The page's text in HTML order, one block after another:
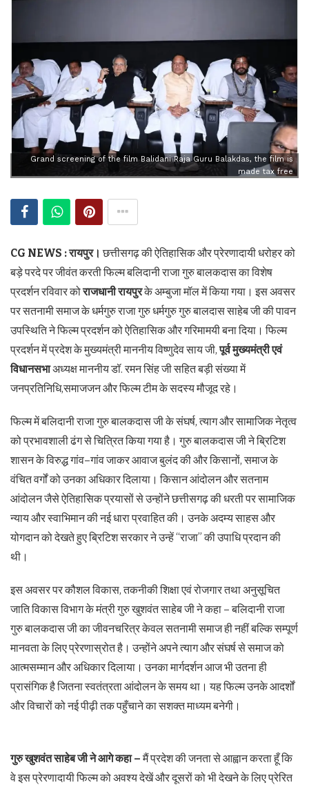
Grand screening of the film Balidani Raja Guru Balakdas, the film is
made tax free
CG NEWS : रायपुर।छत्तीसगढ़ की ऐतिहासिक और प्रेरणादायी धरोहर को
बड़े परदे पर जीवंत करती फिल्म बलिदानी राजा गुरु बालकदास का विशेष
प्रदर्शन रविवार कोराजधानी रायपुरके अम्बुजा मॉल में किया गया। इस अवसर
पर सतनामी समाज के धर्मगुरु राजा गुरु धर्मगुरु गुरु बालदास साहेब जी की पावन
उपस्थिति ने फिल्म प्रदर्शन को ऐतिहासिक और गरिमामयी बना दिया। फिल्म
प्रदर्शन में प्रदेश के मुख्यमंत्री माननीय विष्णुदेव साय जी,पूर्व मुख्यमंत्री एवं
विधानसभाअध्यक्ष माननीय डॉ. रमन सिंह जी सहित बड़ी संख्या में
जनप्रतिनिधि,समाजजन और फिल्म टीम के सदस्य मौजूद रहे।
फिल्म में बलिदानी राजा गुरु बालकदास जी के संघर्ष, त्याग और सामाजिक नेतृत्व
को प्रभावशाली ढंग से चित्रित किया गया है। गुरु बालकदास जी ने ब्रिटिश
शासन के विरुद्ध गांव–गांव जाकर आवाज बुलंद की और किसानों, समाज के
वंचित वर्गों को उनका अधिकार दिलाया। किसान आंदोलन और सतनाम
आंदोलन जैसे ऐतिहासिक प्रयासों से उन्होंने छत्तीसगढ़ की धरती पर सामाजिक
न्याय और स्वाभिमान की नई धारा प्रवाहित की। उनके अदम्य साहस और
योगदान को देखते हुए ब्रिटिश सरकार ने उन्हें “राजा” की उपाधि प्रदान की
थी।
इस अवसर पर कौशल विकास, तकनीकी शिक्षा एवं रोजगार तथा अनुसूचित
जाति विकास विभाग के मंत्री गुरु खुशवंत साहेब जी ने कहा – बलिदानी राजा
गुरु बालकदास जी का जीवनचरित्र केवल सतनामी समाज ही नहीं बल्कि सम्पूर्ण
मानवता के लिए प्रेरणास्रोत है। उन्होंने अपने त्याग और संघर्ष से समाज को
आत्मसम्मान और अधिकार दिलाया। उनका मार्गदर्शन आज भी उतना ही
प्रासंगिक है जितना स्वतंत्रता आंदोलन के समय था। यह फिल्म उनके आदर्शों
और विचारों को नई पीढ़ी तक पहुँचाने का सशक्त माध्यम बनेगी।
गुरु खुशवंत साहेब जी ने आगे कहा –मैं प्रदेश की जनता से आह्वान करता हूँ कि
वे इस प्रेरणादायी फिल्म को अवश्य देखें और दूसरों को भी देखने के लिए प्रेरित